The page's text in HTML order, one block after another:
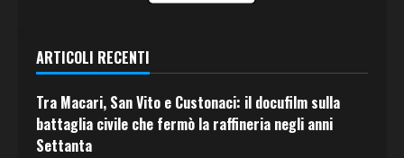
ARTICOLI RECENTI
Tra Macari, San Vito e Custonaci: il docufilm sulla
battaglia civile che fermò la raffineria negli anni
Settanta